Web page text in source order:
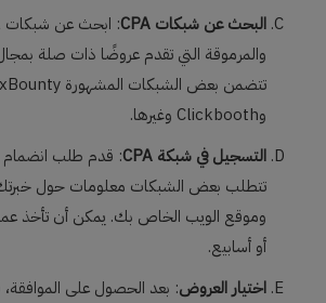
البحث عن شبكات CPA
والمرموقة التي تقدم عروضًا ذات صلة بمجال
وClickbooth وغيرها.
التسجيل في شبكة CPA
: قدم طلب انضمام
تتطلب بعض الشبكات معلومات حول
وموقع الويب الخاص بك. يمكن أن تأخذ
أو أسابيع.
اختيار العروض: بعد الحصول على